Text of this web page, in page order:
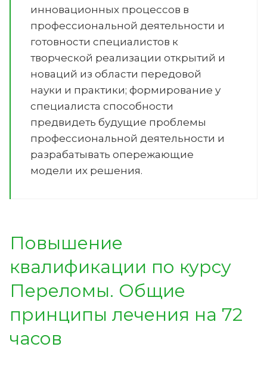
инновационных процессов в
профессиональной деятельности и
готовности специалистов к
творческой реализации открытий и
новаций из области передовой
науки и практики; формирование у
специалиста способности
предвидеть будущие проблемы
профессиональной деятельности и
разрабатывать опережающие
модели их решения.
Повышение
квалификации по курсу
Переломы. Общие
принципы лечения на 72
часов